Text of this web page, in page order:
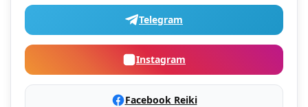
Telegram
Instagram
Facebook Reiki